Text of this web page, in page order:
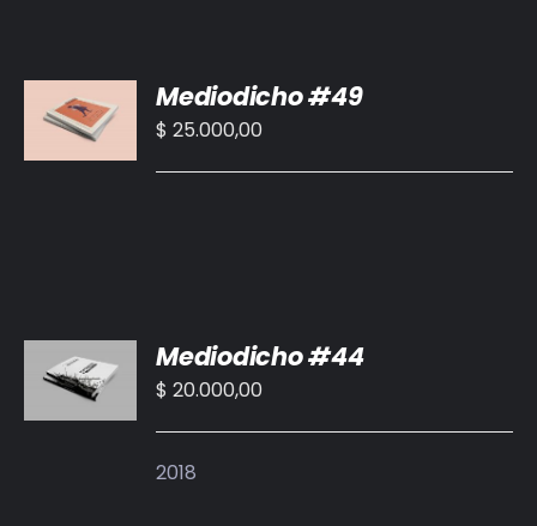
AL
CARRITO
/
Mediodicho #49
$ 25.000,00
AL
CARRITO
/
Mediodicho #44
$ 20.000,00
2018